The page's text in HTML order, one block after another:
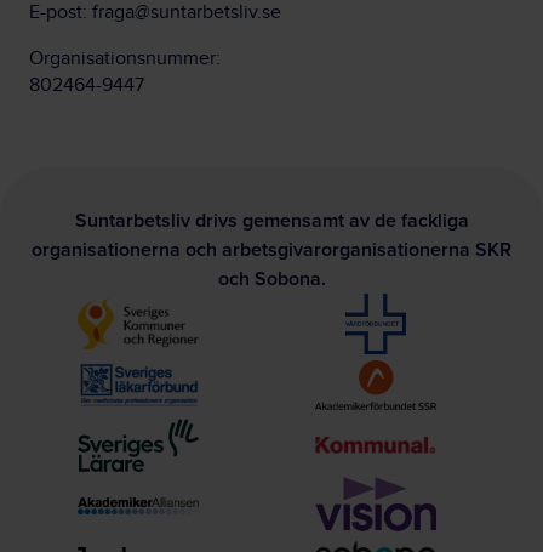
E-post: fraga@suntarbetsliv.se
Organisationsnummer:
802464-9447
Suntarbetsliv drivs gemensamt av de fackliga
organisationerna och arbetsgivarorganisationerna SKR
och Sobona.